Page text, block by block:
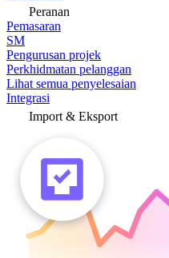
Peranan
Pemasaran
SM
Pengurusan projek
Perkhidmatan pelanggan
Lihat semua penyelesaian
Integrasi
Import & Eksport